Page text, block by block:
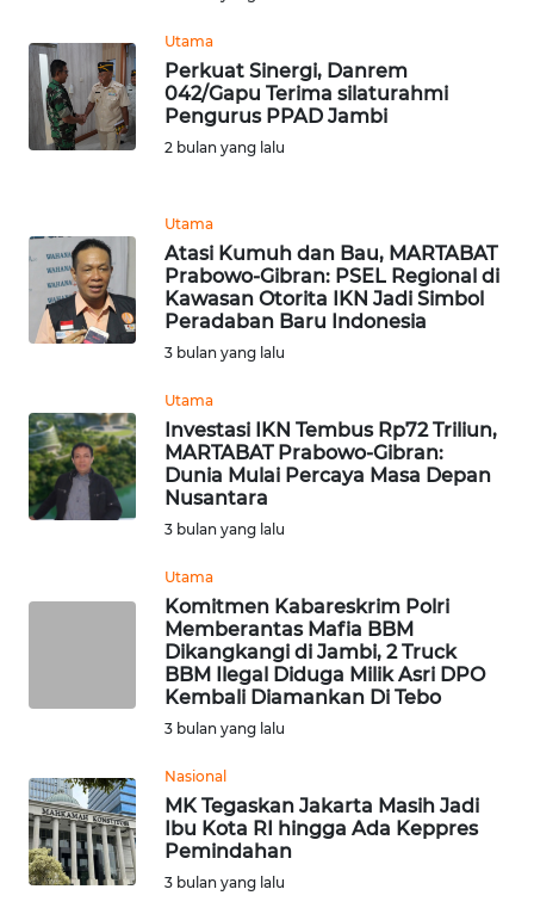
Utama
Perkuat Sinergi, Danrem
042/Gapu Terima silaturahmi
Pengurus PPAD Jambi
2 bulan yang lalu
Utama
Atasi Kumuh dan Bau, MARTABAT
Prabowo-Gibran: PSEL Regional di
Kawasan Otorita IKN Jadi Simbol
Peradaban Baru Indonesia
3 bulan yang lalu
Utama
Investasi IKN Tembus Rp72 Triliun,
MARTABAT Prabowo-Gibran:
Dunia Mulai Percaya Masa Depan
Nusantara
3 bulan yang lalu
Utama
Komitmen Kabareskrim Polri
Memberantas Mafia BBM
Dikangkangi di Jambi, 2 Truck
BBM Ilegal Diduga Milik Asri DPO
Kembali Diamankan Di Tebo
3 bulan yang lalu
Nasional
MK Tegaskan Jakarta Masih Jadi
Ibu Kota RI hingga Ada Keppres
Pemindahan
3 bulan yang lalu
KALTARA
WN
KALTIM
WN
SULSEL
GORONTALO
WN
SULUT
MALUKU
DAIRI
WN
DANAU